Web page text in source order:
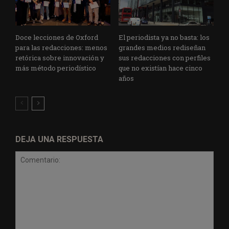
Doce lecciones de Oxford
para las redacciones: menos
retórica sobre innovación y
más método periodístico
El periodista ya no basta: los
grandes medios rediseñan
sus redacciones con perfiles
que no existían hace cinco
años
DEJA UNA RESPUESTA